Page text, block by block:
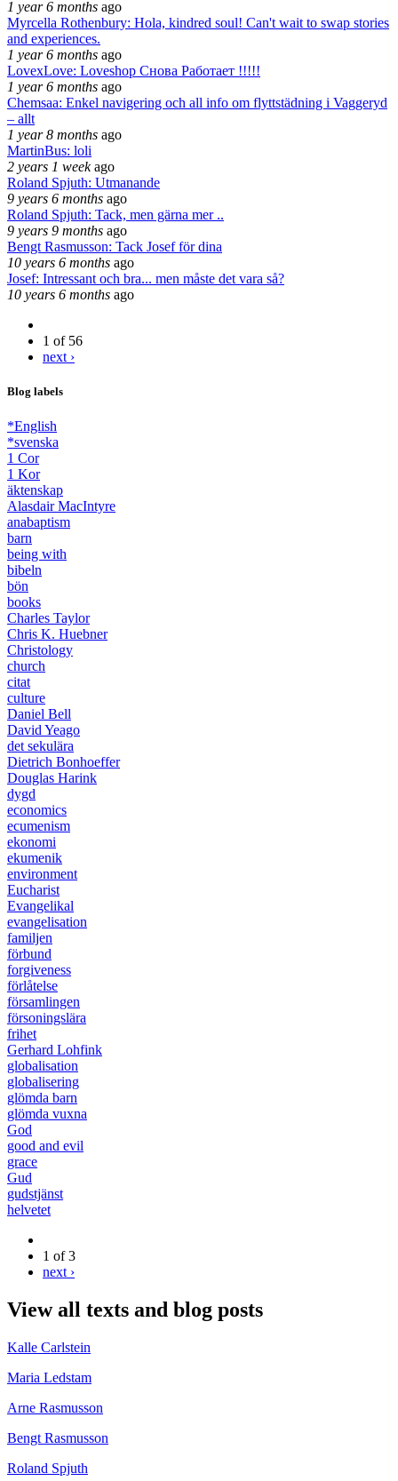
1 year 6 months ago
Myrcella Rothenbury: Hola, kindred soul! Can't wait to swap stories
and experiences.
1 year 6 months ago
LovexLove: Loveshop Снова Работает !!!!!
1 year 6 months ago
Chemsaa: Enkel navigering och all info om flyttstädning i Vaggeryd
– allt
1 year 8 months ago
MartinBus: loli
2 years 1 weekago
Roland Spjuth: Utmanande
9 years 6 months ago
Roland Spjuth: Tack, men gärna mer ..
9 years 9 months ago
Bengt Rasmusson: Tack Josef för dina
10 years 6 months ago
Josef: Intressant och bra... men måste det vara så?
10 years 6 months ago
1 of 56
next ›
Blog labels
*English
*svenska
1 Cor
1 Kor
äktenskap
Alasdair MacIntyre
anabaptism
barn
being with
bibeln
bön
books
Charles Taylor
Chris K. Huebner
Christology
church
citat
culture
Daniel Bell
David Yeago
det sekulära
Dietrich Bonhoeffer
Douglas Harink
dygd
economics
ecumenism
ekonomi
ekumenik
environment
Eucharist
Evangelikal
evangelisation
familjen
förbund
forgiveness
förlåtelse
församlingen
försoningslära
frihet
Gerhard Lohfink
globalisation
globalisering
glömda barn
glömda vuxna
God
good and evil
grace
Gud
gudstjänst
helvetet
1 of 3
next ›
View all texts and blog posts
Kalle Carlstein
Maria Ledstam
Arne Rasmusson
Bengt Rasmusson
Roland Spjuth